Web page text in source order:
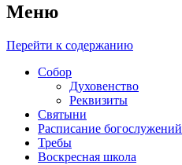
Меню
Перейти к содержанию
Собор
Духовенство
Реквизиты
Святыни
Расписание богослужений
Требы
Воскресная школа